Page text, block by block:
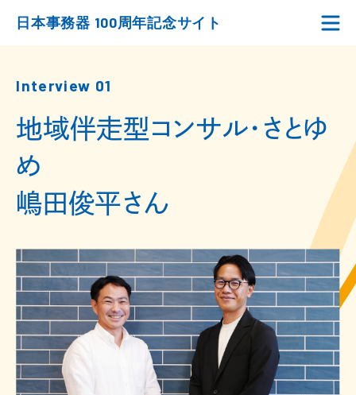
日本事務器 100周年記念サイト
Interview 01
地域伴走型コンサル・さとゆ
め
嶋田俊平さん